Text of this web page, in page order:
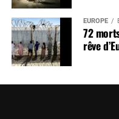
EUROPE
72
rêve